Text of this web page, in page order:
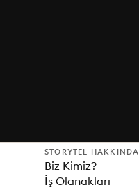
STORYTEL HAKKINDA
Biz Kimiz?
İş Olanakları